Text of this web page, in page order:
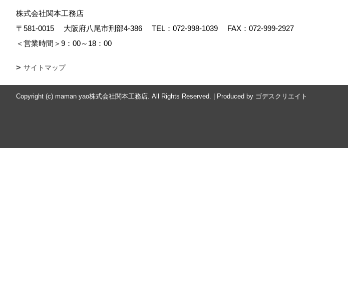
株式会社関本工務店
〒581-0015
大阪府八尾市刑部4-386 TEL： 072-998-1039
FAX：072-999-2927
＜営業時間＞9：00～18：00
サイトマップ
Copyright (c) maman yao株式会社関本工務店. All Rights Reserved. Produced by ゴデスクリエイト